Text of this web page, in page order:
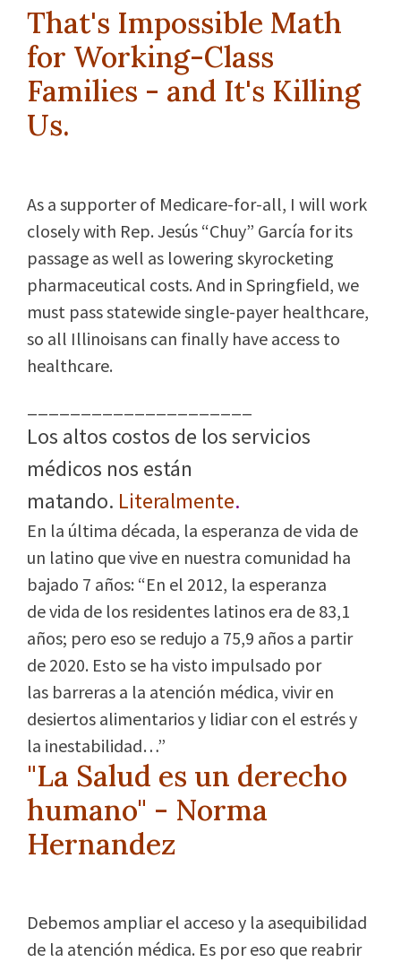
That's Impossible Math
for Working-Class
Families - and It's Killing
Us.
As a supporter of Medicare-for-all, I will work
closely with Rep. Jesús “Chuy” García for its
passage as well as lowering skyrocketing
pharmaceutical costs. And in Springfield, we
must pass statewide single-payer healthcare,
so all Illinoisans can finally have access to
healthcare.
Los altos costos de los servicios
médicos nos están
matando. Literalmente.
En la última década, la esperanza de vida de
un latino que vive en nuestra comunidad ha
bajado 7 años: “En el 2012, la esperanza
de vida de los residentes latinos era de 83,1
años; pero eso se redujo a 75,9 años a partir
de 2020. Esto se ha visto impulsado por
las barreras a la atención médica, vivir en
desiertos alimentarios y lidiar con el estrés y
la inestabilidad…”
"La Salud es un derecho
humano" - Norma
Hernandez
Debemos ampliar el acceso y la asequibilidad
de la atención médica. Es por eso que reabrir